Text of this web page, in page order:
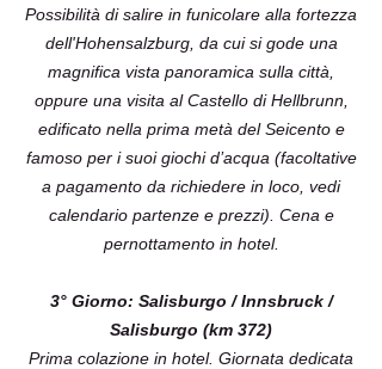
Possibilità di salire in funicolare alla fortezza
dell'Hohensalzburg, da cui si gode una
magnifica vista panoramica sulla città,
oppure una visita al Castello di Hellbrunn,
edificato nella prima metà del Seicento e
famoso per i suoi giochi d’acqua (facoltative
a pagamento da richiedere in loco, vedi
calendario partenze e prezzi). Cena e
pernottamento in hotel.
3° Giorno: Salisburgo / Innsbruck /
Salisburgo (km 372)
Prima colazione in hotel. Giornata dedicata